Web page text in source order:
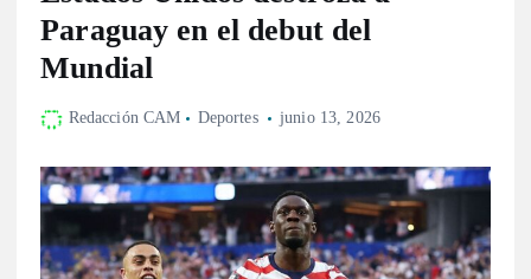
Paraguay en el debut del
Mundial
Redacción CAM Deportes junio 13, 2026